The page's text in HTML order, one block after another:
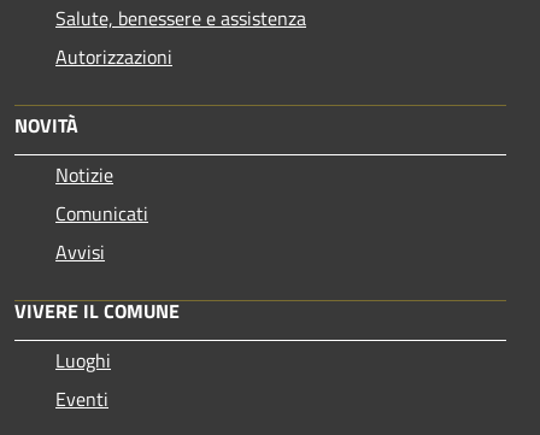
Salute, benessere e assistenza
Autorizzazioni
NOVITÀ
Notizie
Comunicati
Avvisi
VIVERE IL COMUNE
Luoghi
Eventi